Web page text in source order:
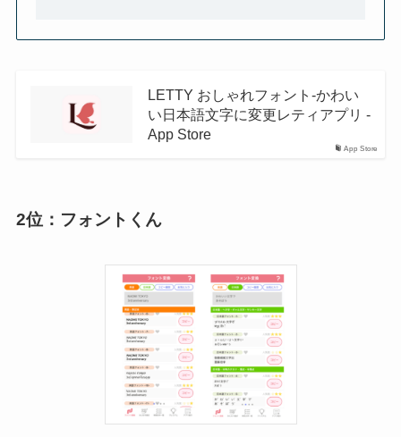
App Store
LETTY おしゃれフォント-かわい
い日本語文字に変更レティアプリ -
App Store
2位：フォントくん